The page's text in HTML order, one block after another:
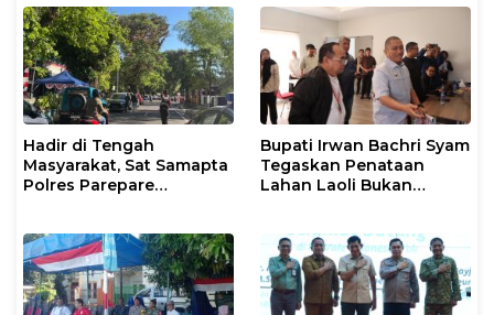
Hadir di Tengah
Masyarakat, Sat Samapta
Polres Parepare
Bupati Irwan Bachri Syam
Tegaskan Penataan
Lahan Laoli Bukan